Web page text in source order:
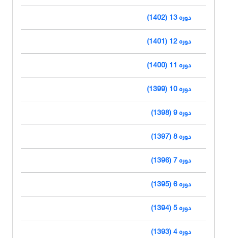
دوره 13 (1402)
دوره 12 (1401)
دوره 11 (1400)
دوره 10 (1399)
دوره 9 (1398)
دوره 8 (1397)
دوره 7 (1396)
دوره 6 (1395)
دوره 5 (1394)
دوره 4 (1393)